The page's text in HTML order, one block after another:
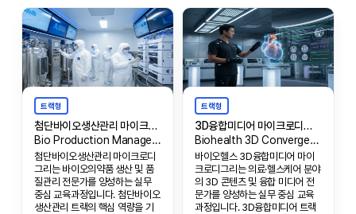
트랙형
첨단바이오생산관리 마이크로디그리
Bio Production Management & Clinical Micro-Degree
첨단바이오생산관리 마이크로디
그리는 바이오의약품 생산 및 품
질관리 전문가를 양성하는 실무
중심 교육과정입니다. 첨단바이오
생산관리 트랙의 핵심 역량을 기
트랙형
3D융합미디어 마이크로디그리
Biohealth 3D Convergence Media Micro-Degree
바이오헬스 3D융합미디어 마이
크로디그리는 의료·헬스케어 분야
의 3D 콘텐츠 및 융합 미디어 전
문가를 양성하는 실무 중심 교육
과정입니다. 3D융합미디어 트랙